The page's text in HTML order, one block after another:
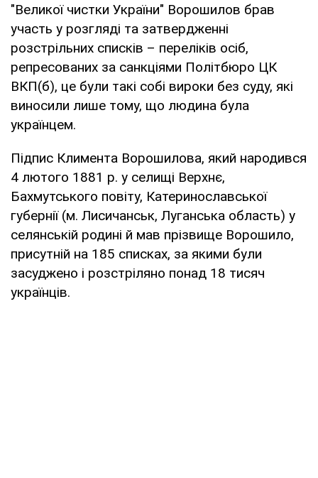
"Великої чистки України" Ворошилов брав
участь у розгляді та затвердженні
розстрільних списків – переліків осіб,
репресованих за санкціями Політбюро ЦК
ВКП(б), це були такі собі вироки без суду, які
виносили лише тому, що людина була
українцем.
Підпис Климента Ворошилова, який народився
4 лютого 1881 р. у селищі Верхнє,
Бахмутського повіту, Катеринославської
губернії (м. Лисичанськ, Луганська область) у
селянській родині й мав прізвище Ворошило,
присутній на 185 списках, за якими були
засуджено і розстріляно понад 18 тисяч
українців.